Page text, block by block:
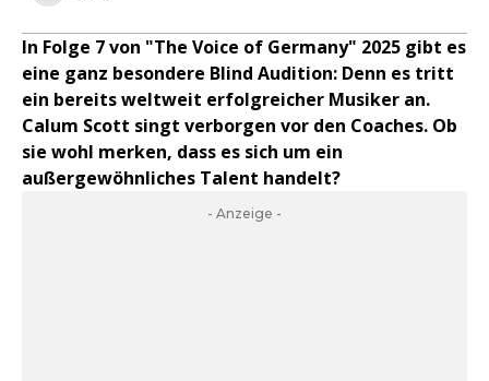
In Folge 7 von "The Voice of Germany" 2025 gibt es
eine ganz besondere Blind Audition: Denn es tritt
ein bereits weltweit erfolgreicher Musiker an.
Calum Scott singt verborgen vor den Coaches. Ob
sie wohl merken, dass es sich um ein
außergewöhnliches Talent handelt?
- Anzeige -